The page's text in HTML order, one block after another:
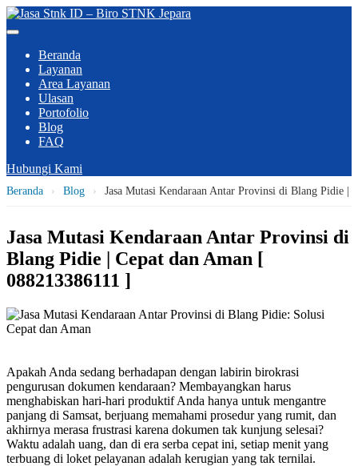
Beranda
Layanan
Area Layanan
Ulasan
Portofolio
Blog
FAQ
Hubungi Kami
Beranda › Blog › Jasa Mutasi Kendaraan Antar Provinsi di Blang Pidie |
Jasa Mutasi Kendaraan Antar Provinsi di
Blang Pidie | Cepat dan Aman [
088213386111 ]
Apakah Anda sedang berhadapan dengan labirin birokrasi
pengurusan dokumen kendaraan? Membayangkan harus
menghabiskan hari-hari produktif Anda hanya untuk mengantre
panjang di Samsat, berjuang memahami prosedur yang rumit, dan
akhirnya merasa frustrasi karena dokumen tak kunjung selesai?
Waktu adalah uang, dan di era serba cepat ini, setiap menit yang
terbuang di loket pelayanan adalah kerugian yang tak ternilai.